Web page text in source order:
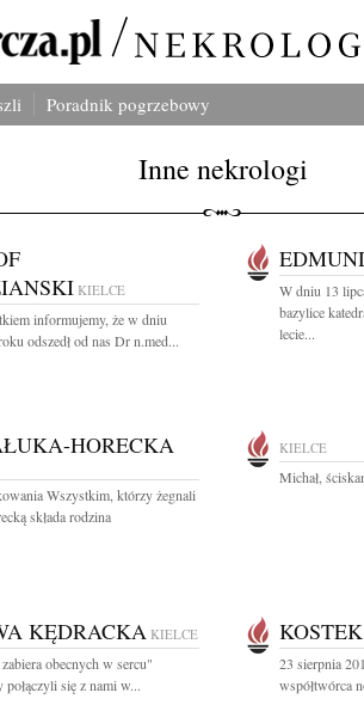
Poradnik pogrzebowy
Inne nekrologi
KIELCE
informujemy, że w dniu
odszedł od nas Dr n.med...
W dniu 13
bazylice
lecie...
HORECKA
Wszystkim, którzy żegnali
składa rodzina
KIELCE
Michał,
KĘDRACKA KIELCE
obecnych w sercu"
się z nami w...
23 sierpnia
współtwórca